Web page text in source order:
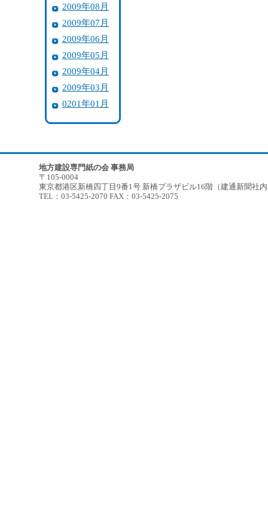
2009年08月
2009年07月
2009年06月
2009年05月
2009年04月
2009年03月
0201年01月
地方建設専門紙の会 事務局
〒105-0004
東京都港区新橋四丁目9番1号 新橋プラザビル16階（建通新聞社
TEL：03-5425-2070 FAX：03-5425-2075